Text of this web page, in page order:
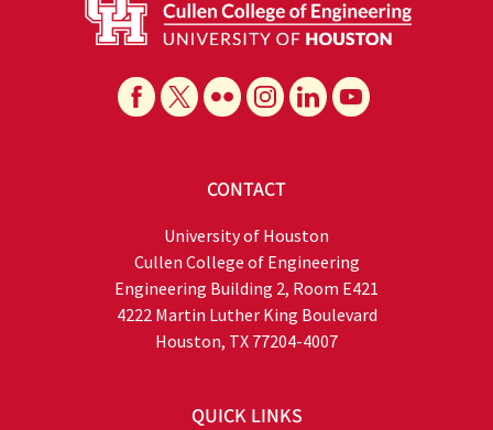
CONTACT
University of Houston
Cullen College of Engineering
Engineering Building 2, Room E421
4222 Martin Luther King Boulevard
Houston, TX 77204-4007
QUICK LINKS